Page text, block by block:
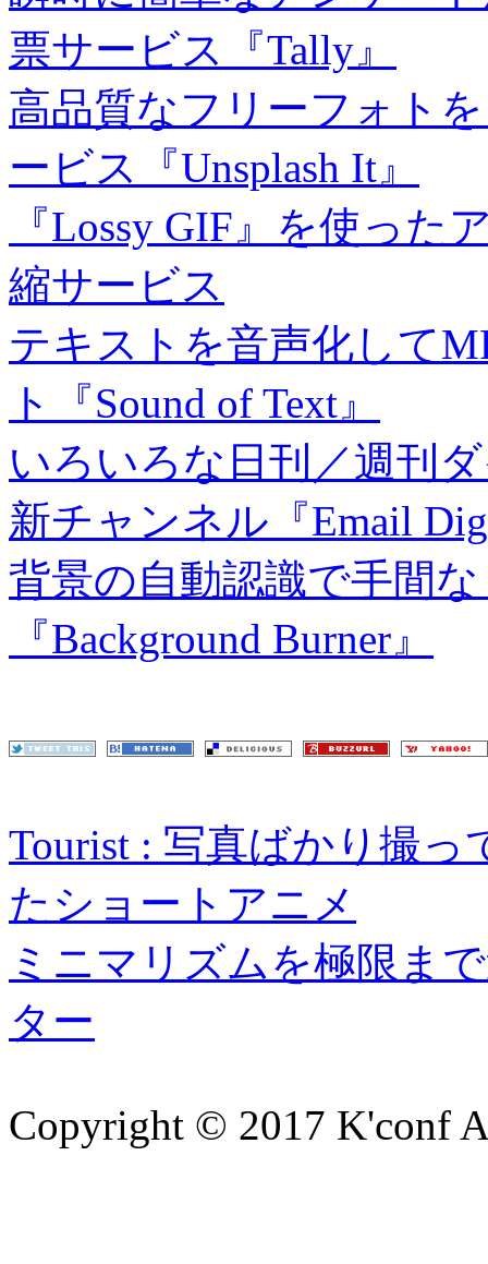
票サービス『Tally』
高品質なフリーフォト
ービス『Unsplash It』
『Lossy GIF』を使っ
縮サービス
テキストを音声化して
ト『Sound of Text』
いろいろな日刊／週刊
新チャンネル『Email
背景の自動認識で手間
『Background Burner』
Tourist : 写真ばかり撮
たショートアニメ
ミニマリズムを極限ま
ター
Copyright © 2017 K'conf